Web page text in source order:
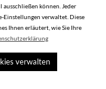
ausschließen können. Jeder
Einstellungen verwaltet. Diese
Ihnen erläutert, wie Sie Ihre
verwalten